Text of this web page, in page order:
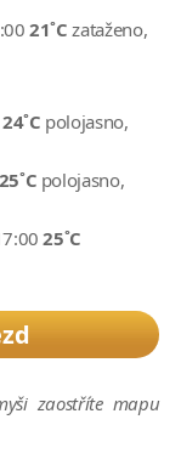
21˚C zataženo,
24˚C polojasno,
25˚C polojasno,
25˚C
zaostříte mapu